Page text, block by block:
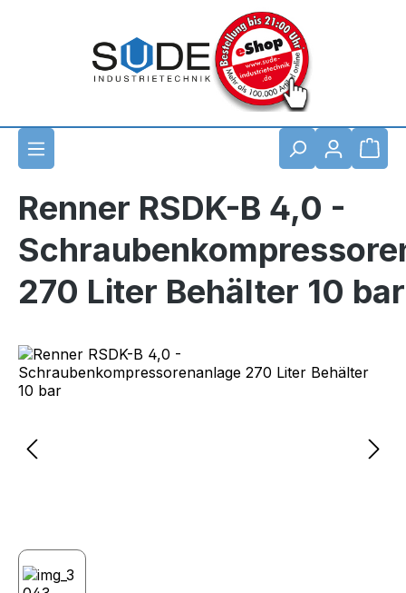
Renner RSDK-B 4,0 -
270 Liter Behälter 10 bar
Bildergalerie überspringen